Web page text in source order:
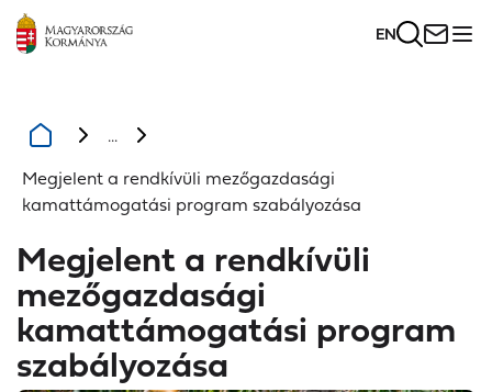
EN
...
Megjelent a rendkívüli mezőgazdasági
kamattámogatási program szabályozása
Megjelent a rendkívüli
mezőgazdasági
kamattámogatási program
szabályozása